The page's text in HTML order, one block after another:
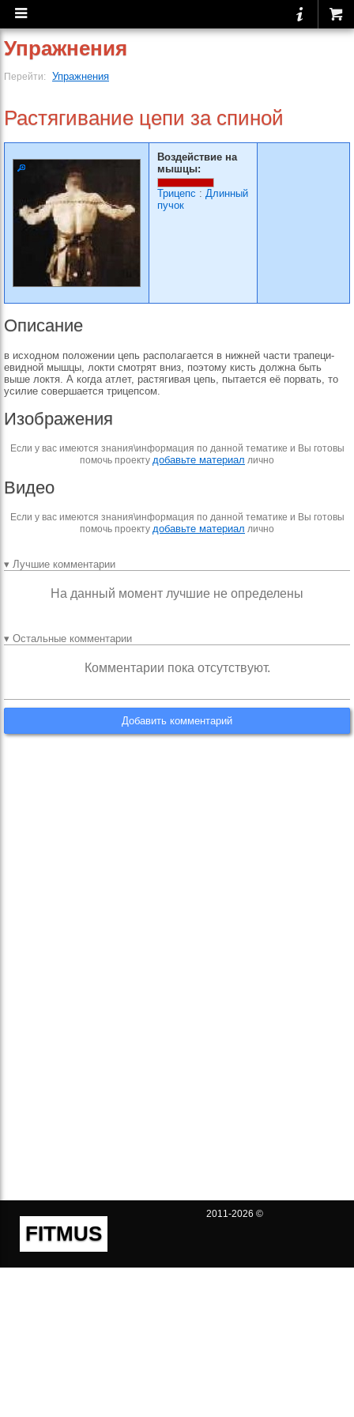
Упражнения
Перейти: Упражнения
Растягивание цепи за спиной
Воздействие на
мышцы:
Трицепс : Длинный
пучок
Описание
в исходном по­ложении цепь располагает­ся в нижней части трапеци­
евидной мышцы, локти смотрят вниз, поэтому кисть должна быть
выше локтя. А когда атлет, рас­тягивая цепь, пытается её порвать, то
усилие совер­шается трицепсом.
Изображения
Если у вас имеются знания\информация по данной тематике и Вы готовы
помочь проекту добавьте материал лично
Видео
Если у вас имеются знания\информация по данной тематике и Вы готовы
помочь проекту добавьте материал лично
▾ Лучшие комментарии
На данный момент лучшие не определены
▾ Остальные комментарии
Комментарии пока отсутствуют.
Добавить комментарий
FITMUS
2011-2026 ©